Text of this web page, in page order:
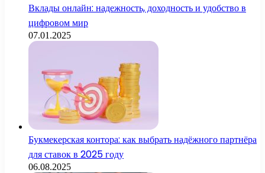
Вклады онлайн: надежность, доходность и удобство в
цифровом мир
07.01.2025
Букмекерская контора: как выбрать надёжного партнёра
для ставок в 2025 году
06.08.2025